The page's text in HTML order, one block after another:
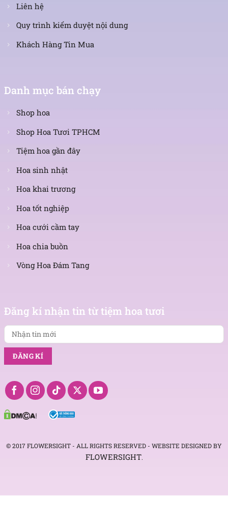
Liên hệ
Quy trình kiểm duyệt nội dung
Khách Hàng Tin Mua
Danh mục bán chạy
Shop hoa
Shop Hoa Tươi TPHCM
Tiệm hoa gần đây
Hoa sinh nhật
Hoa khai trương
Hoa tốt nghiệp
Hoa cưới cầm tay
Hoa chia buồn
Vòng Hoa Đám Tang
Đăng kí nhận tin từ tiệm hoa tươi
tin
mới
© 2017 FLOWERSIGHT - ALL RIGHTS RESERVED - WEBSITE DESIGNED BY
FLOWERSIGHT.